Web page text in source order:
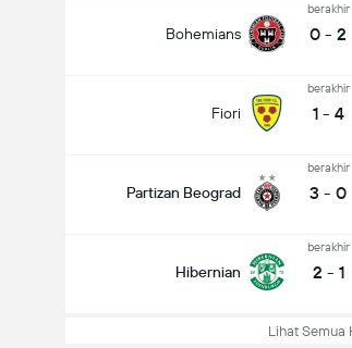
Bohemians
berakhir
0 - 2
Fiori
berakhir
1 - 4
Partizan Beograd
berakhir
3 - 0
Hibernian
berakhir
2 - 1
Lihat Semua
total gol dalam permainan